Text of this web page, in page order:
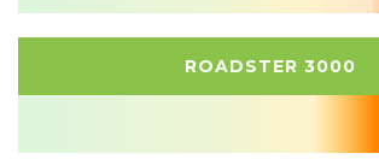
ROADSTER 3000